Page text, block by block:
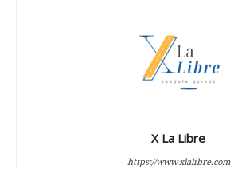
X La Libre
https://www.xlalibre.com